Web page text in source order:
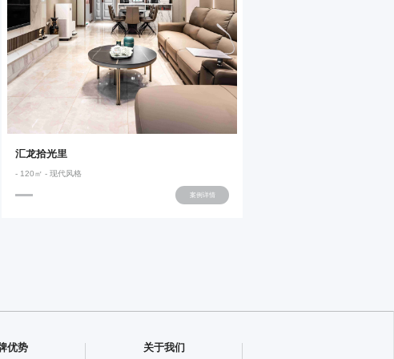
汇龙拾光里
- 120㎡ - 现代风格
案例详情
优势 关于我们